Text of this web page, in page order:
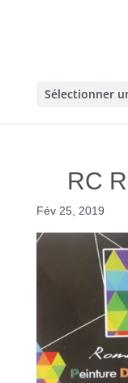
Sélectionner
RC
Fév 25, 2019